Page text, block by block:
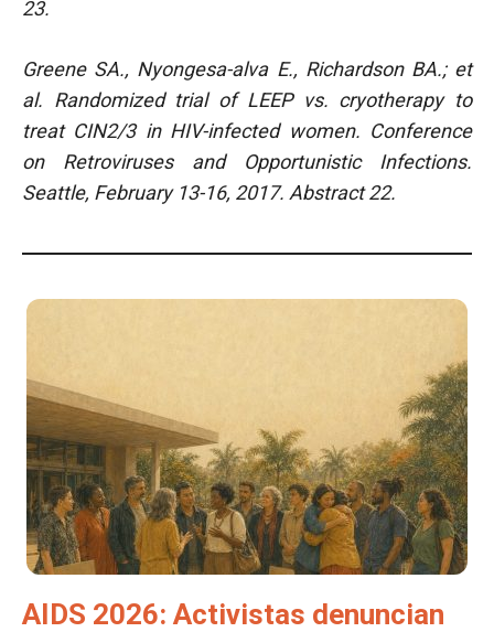
23.
Greene SA., Nyongesa-alva E., Richardson BA.; et
al. Randomized trial of LEEP vs. cryotherapy to
treat CIN2/3 in HIV-infected women. Conference
on Retroviruses and Opportunistic Infections.
Seattle, February 13-16, 2017. Abstract 22.
AIDS 2026: Activistas denuncian